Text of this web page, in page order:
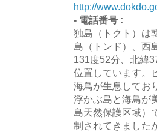
http://
- 電話番号 :
独島（トクト）は
島（トンド）、西
131度52分、北緯
位置しています。
海鳥が生息してお
浮かぶ島と海鳥が
島天然保護区域）
制されてきました